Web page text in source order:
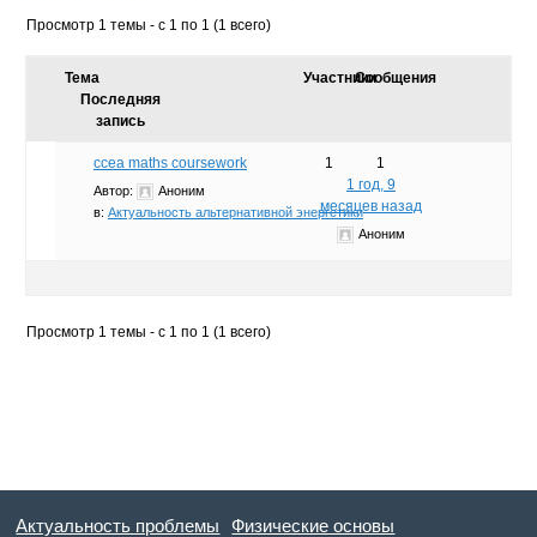
Просмотр 1 темы - с 1 по 1 (1 всего)
Тема УчастникиСообщения
Последняя
запись
ccea maths coursework
Автор:
Аноним
в: Актуальность альтернативной энергетики
1
1
1 год, 9
месяцев назад
Аноним
Просмотр 1 темы - с 1 по 1 (1 всего)
Актуальность проблемы Физические основы